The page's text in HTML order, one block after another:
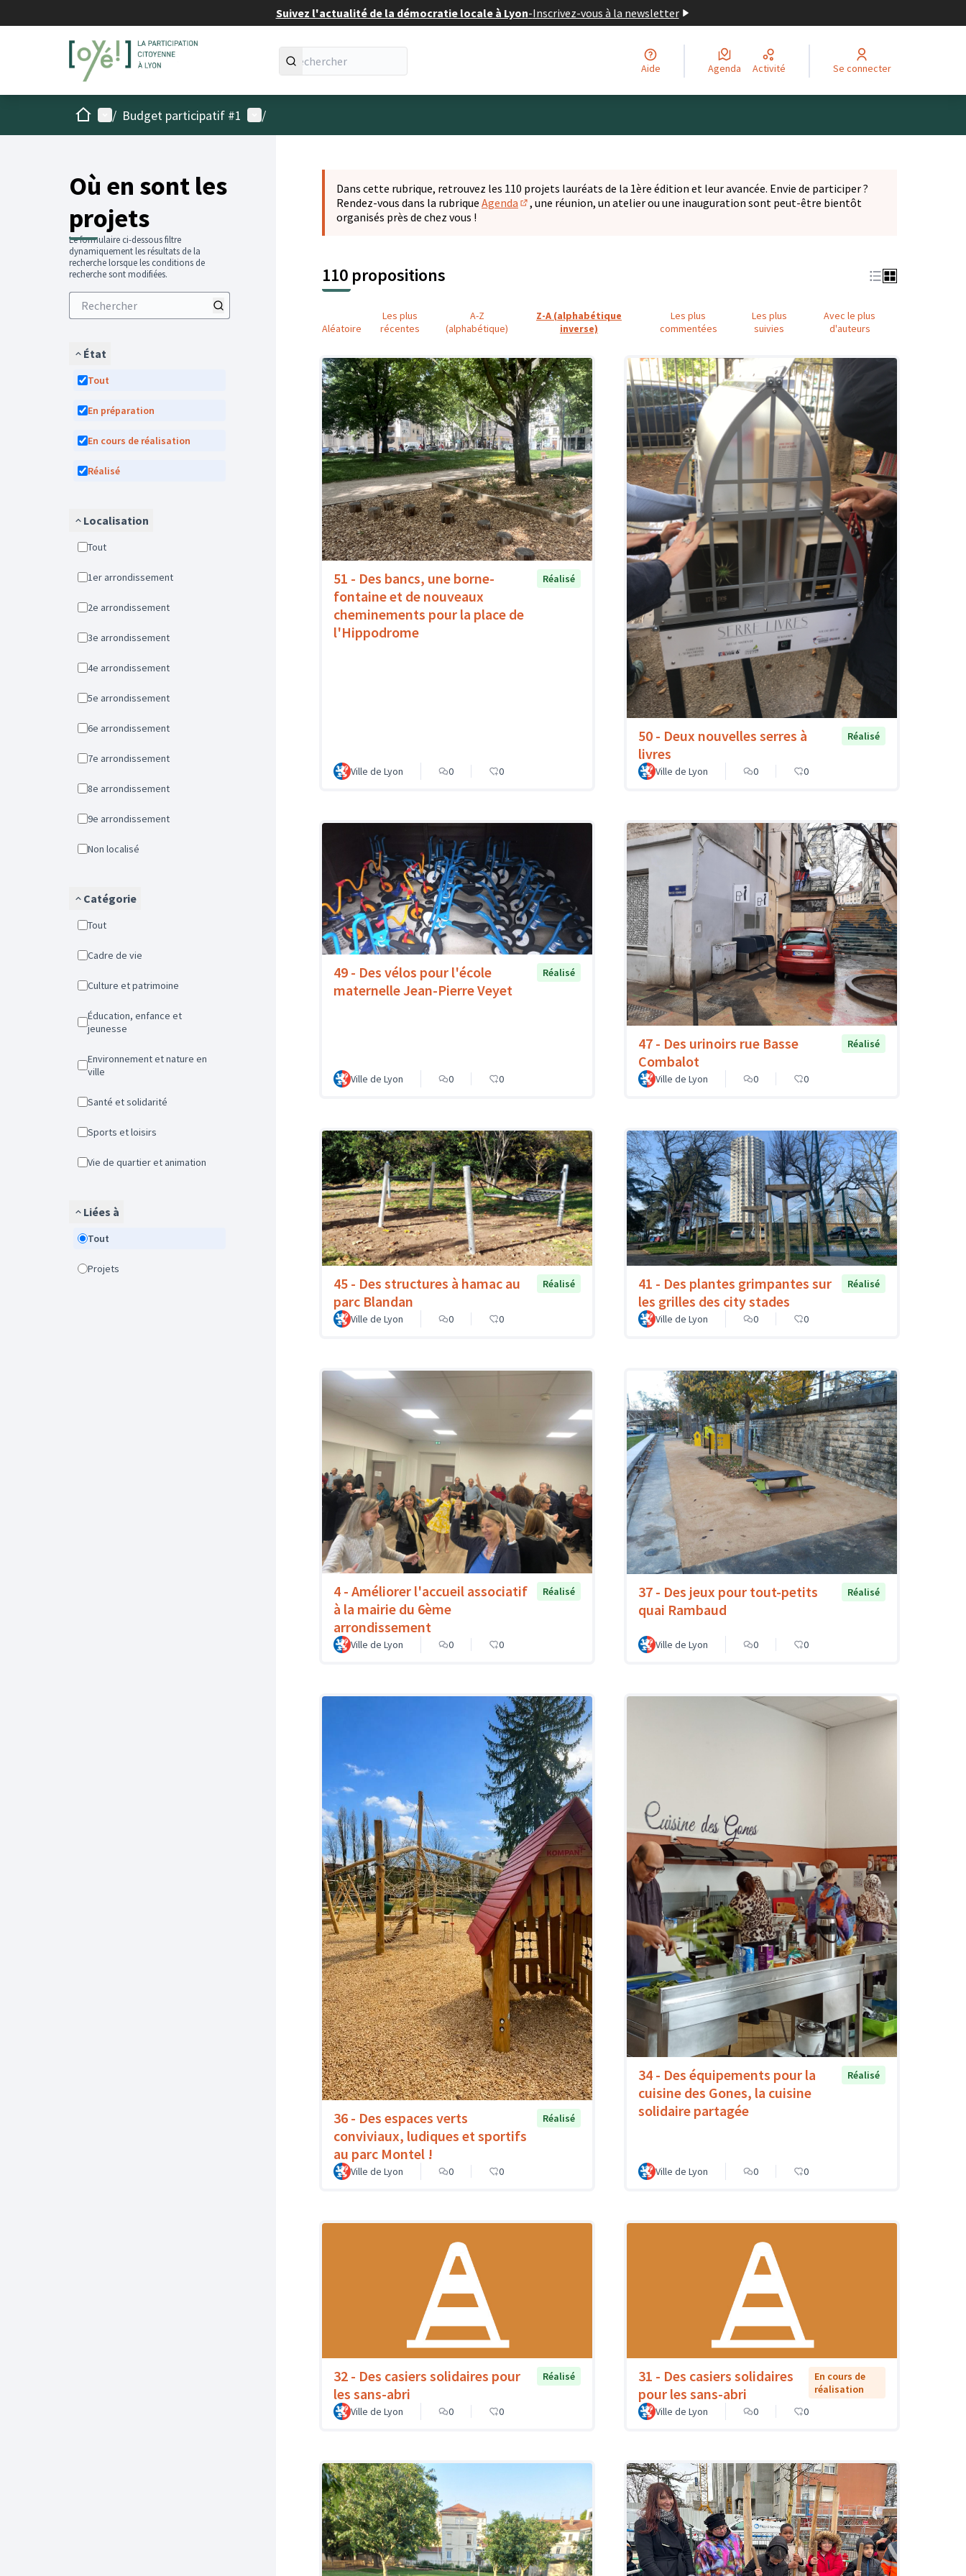
Suivez l'actualité de la démocratie locale à Lyon-Inscrivez-vous à la newsletter
Aide Agenda Activité Se connecter
AccueilMenu principal
/ Budget participatif #1 Menu utilisateur
/
Où en sont les
projets
Le formulaire ci-dessous filtre
dynamiquement les résultats de la
recherche lorsque les conditions de
recherche sont modifiées.
État
Tout
En préparation
En cours de réalisation
Réalisé
Localisation
Tout
1er arrondissement
2e arrondissement
3e arrondissement
4e arrondissement
5e arrondissement
6e arrondissement
7e arrondissement
8e arrondissement
9e arrondissement
Non localisé
Catégorie
Tout
Cadre de vie
Culture et patrimoine
Éducation, enfance et
jeunesse
Environnement et nature en
ville
Santé et solidarité
Sports et loisirs
Vie de quartier et animation
Liées à
Tout
Projets
Dans cette rubrique, retrouvez les 110 projets lauréats de la 1ère édition et leur avancée. Envie de participer ?
Rendez-vous dans la rubrique Agenda
(S'ouvre dans un nouvel onglet)
, une réunion, un atelier ou une inauguration sont peut-être bientôt
organisés près de chez vous !
110 propositions
Aléatoire
Les plus
récentes
A-Z
(alphabétique)
Z-A (alphabétique
inverse)
Les plus
commentées
Les plus
suivies
Avec le plus
d'auteurs
51 - Des bancs, une borne-
fontaine et de nouveaux
cheminements pour la place de
l'Hippodrome
Réalisé
Ville de Lyon 0 0
50 - Deux nouvelles serres à
livres
Réalisé
Ville de Lyon 0 0
49 - Des vélos pour l'école
maternelle Jean-Pierre Veyet
Réalisé
Ville de Lyon 0 0
47 - Des urinoirs rue Basse
Combalot
Réalisé
Ville de Lyon 0 0
45 - Des structures à hamac au
parc Blandan
Réalisé
Ville de Lyon 0 0
41 - Des plantes grimpantes sur
les grilles des city stades
Réalisé
Ville de Lyon 0 0
4 - Améliorer l'accueil associatif
à la mairie du 6ème
arrondissement
Réalisé
Ville de Lyon 0 0
37 - Des jeux pour tout-petits
quai Rambaud
Réalisé
Ville de Lyon 0 0
36 - Des espaces verts
conviviaux, ludiques et sportifs
au parc Montel !
Réalisé
Ville de Lyon 0 0
34 - Des équipements pour la
cuisine des Gones, la cuisine
solidaire partagée
Réalisé
Ville de Lyon 0 0
32 - Des casiers solidaires pour
les sans-abri
Réalisé
Ville de Lyon 0 0
31 - Des casiers solidaires
pour les sans-abri
En cours de
réalisation
Ville de Lyon
0 0